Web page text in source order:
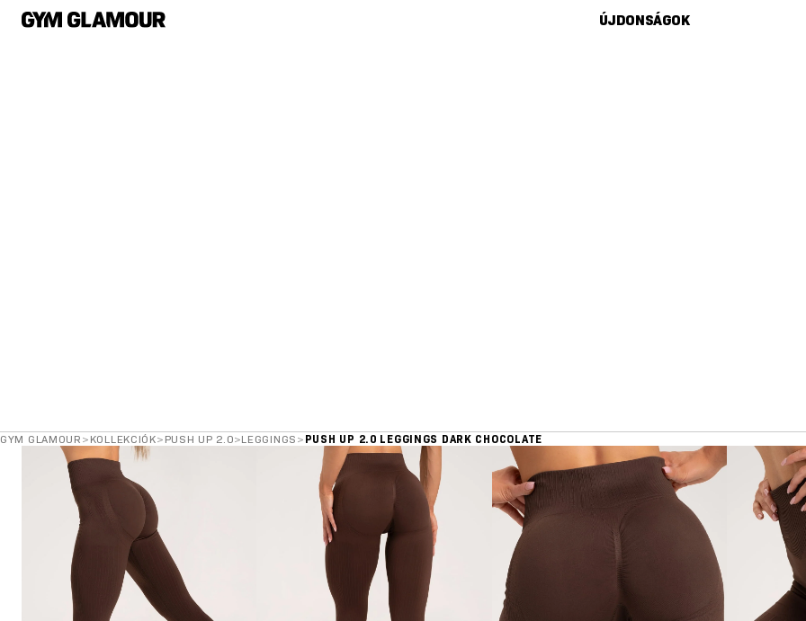
ÚJDONSÁGOK
GYM GLAMOUR > KOLLEKCIÓK> PUSH UP 2.0>LEGGINGS > PUSH UP 2.0 LEGGINGS DARK CHOCOLATE